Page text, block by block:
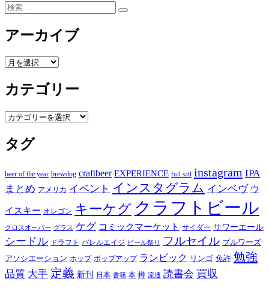
検
検
アーカイブ
ア
カ
イ
ブ
カテゴリー
カ
ゴ
リ
タグ
beer of the year brewdog craftbeer EXPERIENCE full sail instagram IPA
まとめ アメリカ イベント インスタグラム インベヴ ウ
イスキー オレゴン キーケグ クラフトビール
クロスオーバー グラス ケグ コミックマーケット サイダー サワーエール
シードル ドラフト バレルエイジ ビール祭り フルセイル ブルワーズ
アソシエーション ホップ ポップアップ ランビック リンゴ 免許 勉強
品質 大手 定義 新刊 日本 書籍 本 樽 流通 読書会 買収